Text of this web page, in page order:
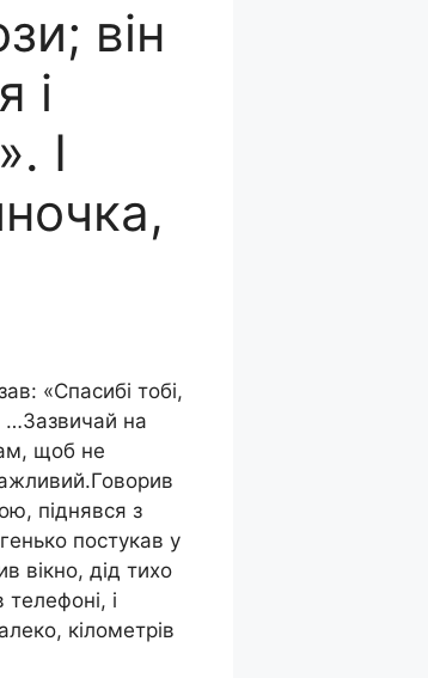
він
і
І
«Спасибі тобі,
…Зазвичай на
щоб не
піднявся з
постукав у
вікно, дід тихо
і
кілометрів